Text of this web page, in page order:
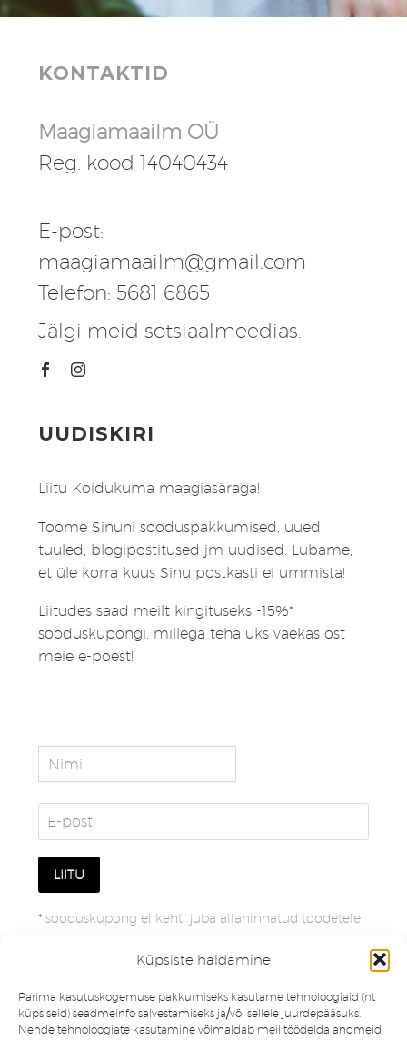
Küpsiste haldamine
Parima kasutuskogemuse pakkumiseks kasutame tehnoloogiaid (nt
küpsiseid) seadmeinfo salvestamiseks ja/või sellele juurdepääsuks.
Nende tehnoloogiate kasutamine võimaldab meil töödelda andmeid,
KONTAKTID
Maagiamaailm OÜ
Reg. kood 14040434
E-post:
maagiamaailm@gmail.com
Telefon: 5681 6865
Jälgi meid sotsiaalmeedias:
UUDISKIRI
Liitu Koidukuma maagiasäraga!
Toome Sinuni sooduspakkumised, uued
tuuled, blogipostitused jm uudised. Lubame,
et üle korra kuus Sinu postkasti ei ummista!
Liitudes saad meilt kingituseks -15%*
sooduskupongi, millega teha üks väekas ost
meie e-poest!
* sooduskupong ei kehti juba allahinnatud toodetele